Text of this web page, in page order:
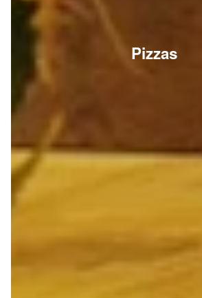
Pizzas